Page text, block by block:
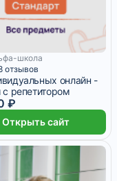
школа
отзывов
онлайн -
с репетитором
₽
Открыть сайт